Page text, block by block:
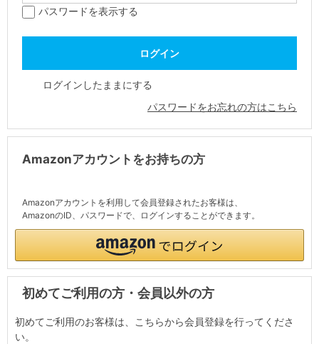
パスワードを表示する
ログインしたままにする
パスワードをお忘れの方はこちら
Amazonアカウントをお持ちの方
Amazonアカウントを利用して会員登録されたお客様は、
AmazonのID、パスワードで、ログインすることができます。
初めてご利用の方・会員以外の方
初めてご利用のお客様は、こちらから会員登録を行ってくださ
い。